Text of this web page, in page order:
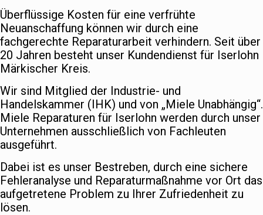
Überflüssige Kosten für eine verfrühte
Neuanschaffung können wir durch eine
fachgerechte Reparaturarbeit verhindern. Seit über
20 Jahren besteht unser Kundendienst für Iserlohn
Märkischer Kreis.
Wir sind Mitglied der Industrie- und
Handelskammer (IHK) und von „Miele Unabhängig“.
Miele Reparaturen für Iserlohn werden durch unser
Unternehmen ausschließlich von Fachleuten
ausgeführt.
Dabei ist es unser Bestreben, durch eine sichere
Fehleranalyse und Reparaturmaßnahme vor Ort das
aufgetretene Problem zu Ihrer Zufriedenheit zu
lösen.